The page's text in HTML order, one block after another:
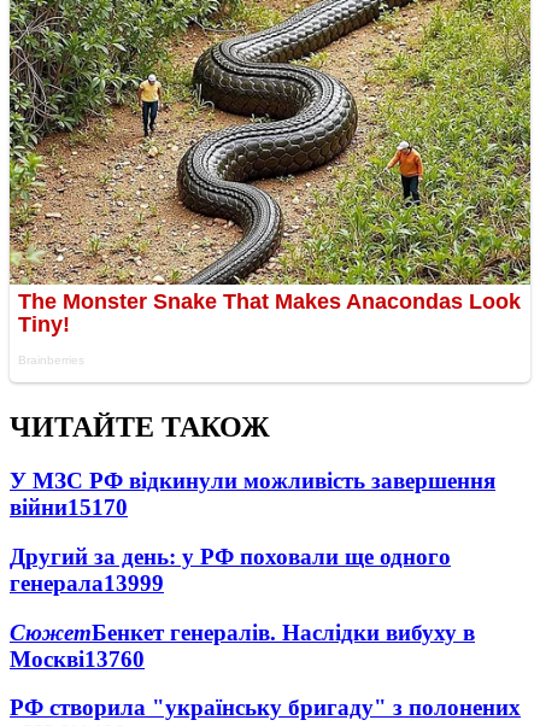
ЧИТАЙТЕ ТАКОЖ
У МЗС РФ відкинули можливість завершення
війни15170
Другий за день: у РФ поховали ще одного
генерала13999
СюжетБенкет генералів. Наслідки вибуху в
Москві13760
РФ створила "українську бригаду" з полонених